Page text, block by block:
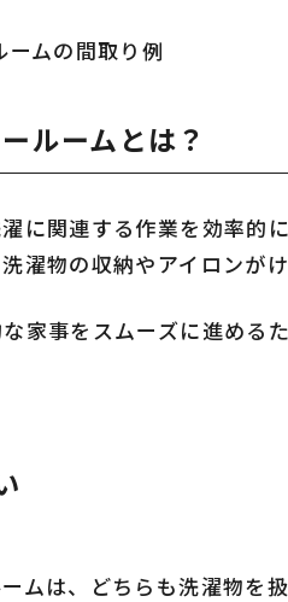
ムの間取り例
ルームとは？
に関連する作業を効率的
濯物の収納やアイロンが
家事をスムーズに進める
ムは、どちらも洗濯物を